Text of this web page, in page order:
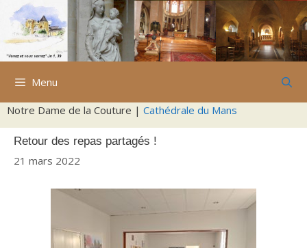
Aller
contenu
Menu
Notre Dame de la Couture | Cathédrale du Mans
Retour des repas partagés !
21 mars 2022